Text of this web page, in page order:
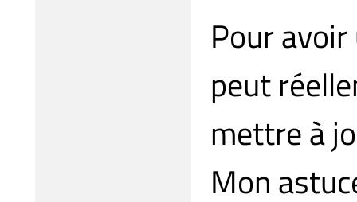
Pour
peut
mettre à
Mon